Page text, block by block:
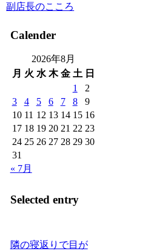
副店長のこころ
Calender
2026年8月
月 火 水 木 金 土 日
1
2
3
4 5 6 7 8
9
10 11 12 13 14 15 16
17 18 19 20 21 22 23
24 25 26 27 28 29 30
31
« 7月
Selected entry
隣の寝返りで目が